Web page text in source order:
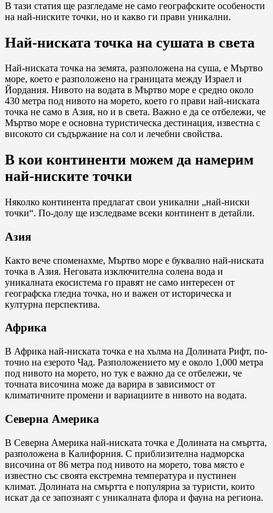
В тази статия ще разгледаме не само географските особености
на най-ниските точки, но и какво ги прави уникални.
Най-ниската точка на сушата в света
Най-ниската точка на земята, разположена на суша, е Мъртво
море, което е разположено на границата между Израел и
Йордания. Нивото на водата в Мъртво море е средно около
430 метра под нивото на морето, което го прави най-ниската
точка не само в Азия, но и в света. Важно е да се отбележи, че
Мъртво море е основна туристическа дестинация, известна с
високото си съдържание на сол и лечебни свойства.
В кои континенти можем да намерим
най-ниските точки
Няколко континента предлагат свои уникални „най-ниски
точки“. По-долу ще изследваме всеки континент в детайли.
Азия
Както вече споменахме, Мъртво море е буквално най-ниската
точка в Азия. Неговата изключителна солена вода и
уникалната екосистема го правят не само интересен от
географска гледна точка, но и важен от историческа и
културна перспектива.
Африка
В Африка най-ниската точка е на хълма на Долината Рифт, по-
точно на езерото Чад. Разположението му е около 1,000 метра
под нивото на морето, но тук е важно да се отбележи, че
точната височина може да варира в зависимост от
климатичните промени и вариациите в нивото на водата.
Северна Америка
В Северна Америка най-ниската точка е Долината на смъртта,
разположена в Калифорния. С приблизителна надморска
височина от 86 метра под нивото на морето, това място е
известно със своята екстремна температура и пустинен
климат. Долината на смъртта е популярна за туристи, които
искат да се запознаят с уникалната флора и фауна на региона.